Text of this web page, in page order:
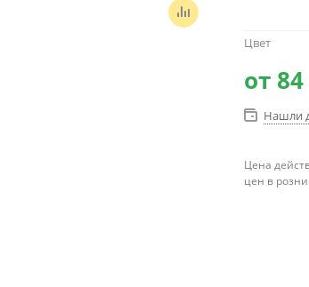
Цвет
от
Нашли
Цена
цен в